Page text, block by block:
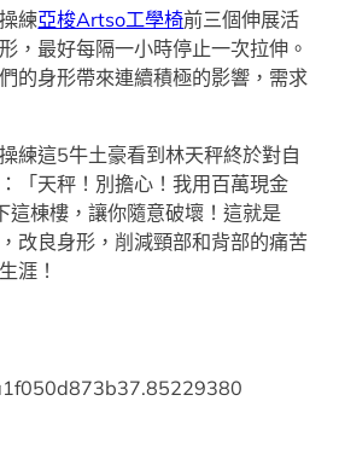
練亞梭Artso工學椅前三個伸展活
，最好每隔一小時停止一次拉伸。
的身形帶來連續積極的影響，需求
練這5牛土豪看到林天秤終於對自
「天秤！別擔心！我用百萬現金
這棟樓，讓你隨意破壞！這就是
改良身形，削減頸部和背部的痛苦
涯！